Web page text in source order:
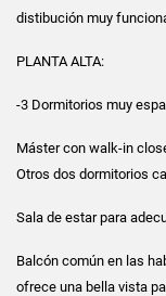
distibución muy
PLANTA ALTA:
-3 Dormitorios muy
Máster con walk-in
Otros dos dormitorios
Sala de estar para
Balcón común en las
ofrece una bella vista